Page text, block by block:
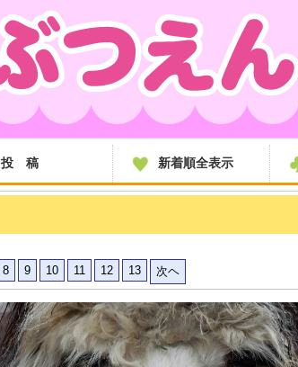
投 稿 新着順全表示
8 9 10 11 12 13 次ヘ